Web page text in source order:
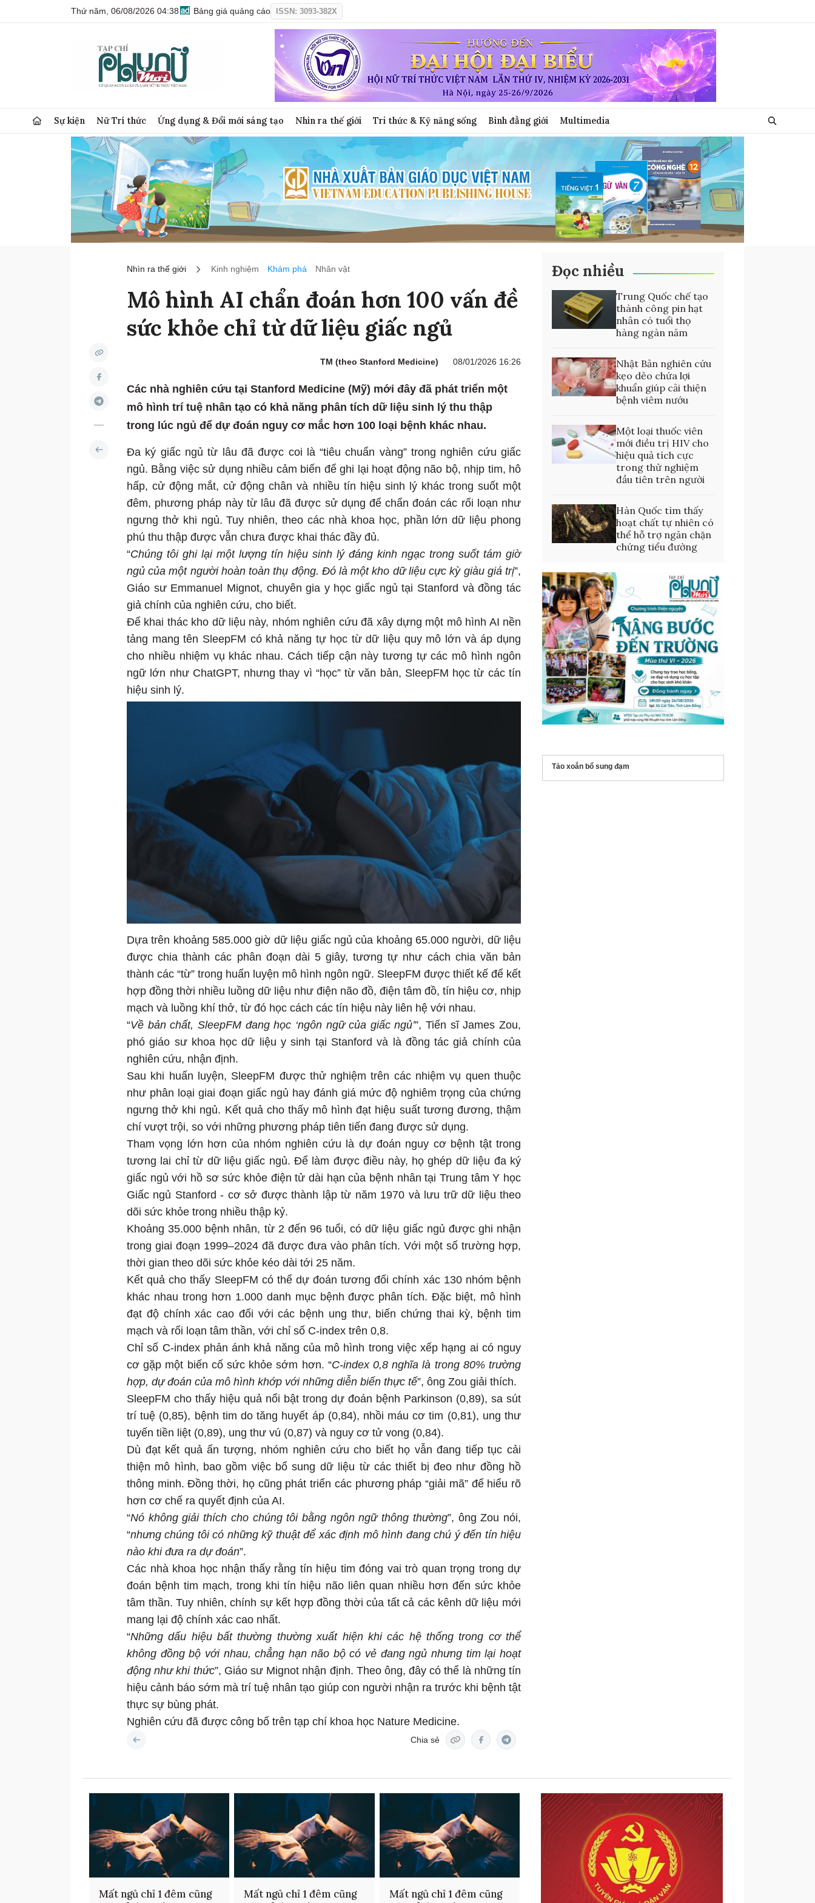
Thứ năm, 06/08/2026 04:38 Bảng giá quảng cáo ISSN: 3093-382X
Sự kiện Nữ Trí thức Ứng dụng & Đổi mới sáng tạo Nhìn ra thế giới Tri thức & Kỹ năng sống Bình đẳng giới Multimedia
Nhìn ra thế giới Kinh nghiệm Khám phá Nhân vật
Mô hình AI chẩn đoán hơn 100 vấn đề
sức khỏe chỉ từ dữ liệu giấc ngủ
TM (theo Stanford Medicine) 08/01/2026 16:26
Các nhà nghiên cứu tại Stanford Medicine (Mỹ) mới đây đã phát triển một
mô hình trí tuệ nhân tạo có khả năng phân tích dữ liệu sinh lý thu thập
trong lúc ngủ để dự đoán nguy cơ mắc hơn 100 loại bệnh khác nhau.
Đa ký giấc ngủ từ lâu đã được coi là “tiêu chuẩn vàng” trong nghiên cứu giấc
ngủ. Bằng việc sử dụng nhiều cảm biến để ghi lại hoạt động não bộ, nhịp tim, hô
hấp, cử động mắt, cử động chân và nhiều tín hiệu sinh lý khác trong suốt một
đêm, phương pháp này từ lâu đã được sử dụng để chẩn đoán các rối loạn như
ngưng thở khi ngủ. Tuy nhiên, theo các nhà khoa học, phần lớn dữ liệu phong
phú thu thập được vẫn chưa được khai thác đầy đủ.
“Chúng tôi ghi lại một lượng tín hiệu sinh lý đáng kinh ngạc trong suốt tám giờ
ngủ của một người hoàn toàn thụ động. Đó là một kho dữ liệu cực kỳ giàu giá trị”,
Giáo sư Emmanuel Mignot, chuyên gia y học giấc ngủ tại Stanford và đồng tác
giả chính của nghiên cứu, cho biết.
Để khai thác kho dữ liệu này, nhóm nghiên cứu đã xây dựng một mô hình AI nền
tảng mang tên SleepFM có khả năng tự học từ dữ liệu quy mô lớn và áp dụng
cho nhiều nhiệm vụ khác nhau. Cách tiếp cận này tương tự các mô hình ngôn
ngữ lớn như ChatGPT, nhưng thay vì “học” từ văn bản, SleepFM học từ các tín
hiệu sinh lý.
Dựa trên khoảng 585.000 giờ dữ liệu giấc ngủ của khoảng 65.000 người, dữ liệu
được chia thành các phân đoạn dài 5 giây, tương tự như cách chia văn bản
thành các “từ” trong huấn luyện mô hình ngôn ngữ. SleepFM được thiết kế để kết
hợp đồng thời nhiều luồng dữ liệu như điện não đồ, điện tâm đồ, tín hiệu cơ, nhịp
mạch và luồng khí thở, từ đó học cách các tín hiệu này liên hệ với nhau.
“Về bản chất, SleepFM đang học ‘ngôn ngữ của giấc ngủ’”, Tiến sĩ James Zou,
phó giáo sư khoa học dữ liệu y sinh tại Stanford và là đồng tác giả chính của
nghiên cứu, nhận định.
Sau khi huấn luyện, SleepFM được thử nghiệm trên các nhiệm vụ quen thuộc
như phân loại giai đoạn giấc ngủ hay đánh giá mức độ nghiêm trọng của chứng
ngưng thở khi ngủ. Kết quả cho thấy mô hình đạt hiệu suất tương đương, thậm
chí vượt trội, so với những phương pháp tiên tiến đang được sử dụng.
Tham vọng lớn hơn của nhóm nghiên cứu là dự đoán nguy cơ bệnh tật trong
tương lai chỉ từ dữ liệu giấc ngủ. Để làm được điều này, họ ghép dữ liệu đa ký
giấc ngủ với hồ sơ sức khỏe điện tử dài hạn của bệnh nhân tại Trung tâm Y học
Giấc ngủ Stanford - cơ sở được thành lập từ năm 1970 và lưu trữ dữ liệu theo
dõi sức khỏe trong nhiều thập kỷ.
Khoảng 35.000 bệnh nhân, từ 2 đến 96 tuổi, có dữ liệu giấc ngủ được ghi nhận
trong giai đoạn 1999–2024 đã được đưa vào phân tích. Với một số trường hợp,
thời gian theo dõi sức khỏe kéo dài tới 25 năm.
Kết quả cho thấy SleepFM có thể dự đoán tương đối chính xác 130 nhóm bệnh
khác nhau trong hơn 1.000 danh mục bệnh được phân tích. Đặc biệt, mô hình
đạt độ chính xác cao đối với các bệnh ung thư, biến chứng thai kỳ, bệnh tim
mạch và rối loạn tâm thần, với chỉ số C-index trên 0,8.
Chỉ số C-index phản ánh khả năng của mô hình trong việc xếp hạng ai có nguy
cơ gặp một biến cố sức khỏe sớm hơn. “C-index 0,8 nghĩa là trong 80% trường
hợp, dự đoán của mô hình khớp với những diễn biến thực tế”, ông Zou giải thích.
SleepFM cho thấy hiệu quả nổi bật trong dự đoán bệnh Parkinson (0,89), sa sút
trí tuệ (0,85), bệnh tim do tăng huyết áp (0,84), nhồi máu cơ tim (0,81), ung thư
tuyến tiền liệt (0,89), ung thư vú (0,87) và nguy cơ tử vong (0,84).
Dù đạt kết quả ấn tượng, nhóm nghiên cứu cho biết họ vẫn đang tiếp tục cải
thiện mô hình, bao gồm việc bổ sung dữ liệu từ các thiết bị đeo như đồng hồ
thông minh. Đồng thời, họ cũng phát triển các phương pháp “giải mã” để hiểu rõ
hơn cơ chế ra quyết định của AI.
“Nó không giải thích cho chúng tôi bằng ngôn ngữ thông thường”, ông Zou nói,
“nhưng chúng tôi có những kỹ thuật để xác định mô hình đang chú ý đến tín hiệu
nào khi đưa ra dự đoán”.
Các nhà khoa học nhận thấy rằng tín hiệu tim đóng vai trò quan trọng trong dự
đoán bệnh tim mạch, trong khi tín hiệu não liên quan nhiều hơn đến sức khỏe
tâm thần. Tuy nhiên, chính sự kết hợp đồng thời của tất cả các kênh dữ liệu mới
mang lại độ chính xác cao nhất.
“Những dấu hiệu bất thường thường xuất hiện khi các hệ thống trong cơ thể
không đồng bộ với nhau, chẳng hạn não bộ có vẻ đang ngủ nhưng tim lại hoạt
động như khi thức”, Giáo sư Mignot nhận định. Theo ông, đây có thể là những tín
hiệu cảnh báo sớm mà trí tuệ nhân tạo giúp con người nhận ra trước khi bệnh tật
thực sự bùng phát.
Nghiên cứu đã được công bố trên tạp chí khoa học Nature Medicine.
Chia sẻ
Đọc nhiều
Trung Quốc chế tạo
thành công pin hạt
nhân có tuổi thọ
hàng ngàn năm
Nhật Bản nghiên cứu
kẹo dẻo chứa lợi
khuẩn giúp cải thiện
bệnh viêm nướu
Một loại thuốc viên
mới điều trị HIV cho
hiệu quả tích cực
trong thử nghiệm
đầu tiên trên người
Hàn Quốc tìm thấy
hoạt chất tự nhiên có
thể hỗ trợ ngăn chặn
chứng tiểu đường
Tảo xoắn bổ sung đạm
Mất ngủ chỉ 1 đêm cũng
Mất ngủ chỉ 1 đêm cũng
Mất ngủ chỉ 1 đêm cũng